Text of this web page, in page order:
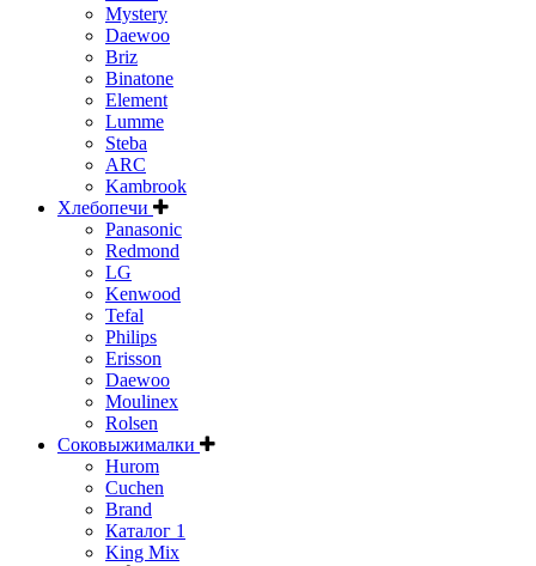
Mystery
Daewoo
Briz
Binatone
Element
Lumme
Steba
ARC
Kambrook
Хлебопечи
Panasonic
Redmond
LG
Kenwood
Tefal
Philips
Erisson
Daewoo
Moulinex
Rolsen
Соковыжималки
Hurom
Cuchen
Brand
Каталог 1
King Mix